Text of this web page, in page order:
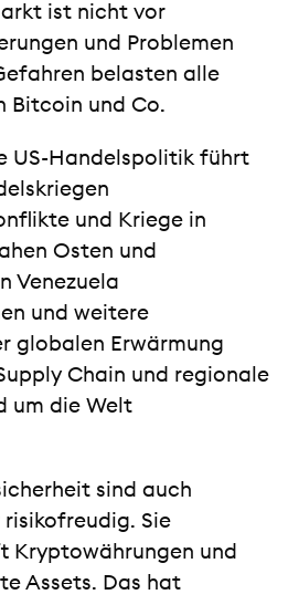
ist nicht vor
und Problemen
belasten alle
Bitcoin und Co.
US-Handelspolitik führt
und Kriege in
Osten und
Venezuela
und weitere
globalen Erwärmung
Chain und regionale
um die Welt
sind auch
risikofreudig. Sie
Kryptowährungen und
Assets. Das hat